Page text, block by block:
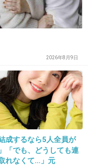
-1
ちゃいけない
2026年8月9日
結成するなら5人全員が
「でも、どうしても連
れなくて…」元